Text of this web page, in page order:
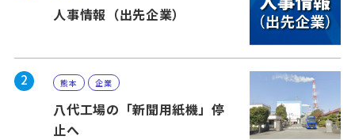
人事情報（出先企業）
2 熊本 企業
八代工場の「新聞用紙機」停
止へ